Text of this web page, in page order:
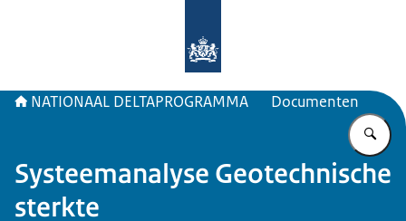
NATIONAAL DELTAPROGRAMMA Documenten
Systeemanalyse Geotechnische
sterkte